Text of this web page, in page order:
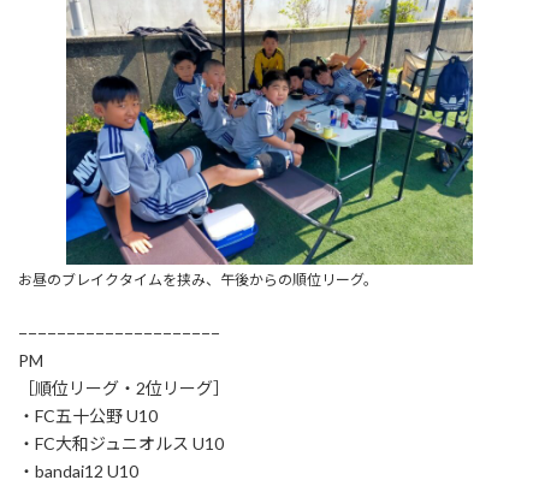
お昼のブレイクタイムを挟み、午後からの順位リーグ。
−−−−−−−−−−−−−−−−−−−−−
PM
［順位リーグ・2位リーグ］
・FC五十公野 U10
・FC大和ジュニオルス U10
・bandai12 U10